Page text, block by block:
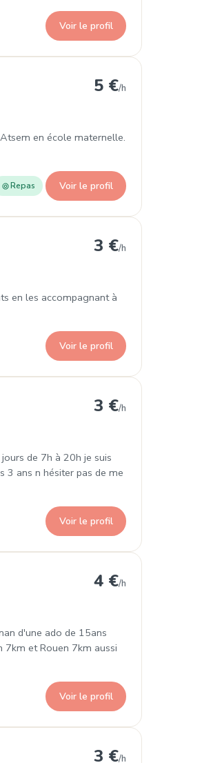
Voir le profil
5 €/h
en école maternelle.
Repas Voir le profil
3 €/h
en les accompagnant à
Voir le profil
3 €/h
de 7h à 20h je suis
3 ans n hésiter pas de me
Voir le profil
4 €/h
d'une ado de 15ans
7km et Rouen 7km aussi
Voir le profil
3 €/h